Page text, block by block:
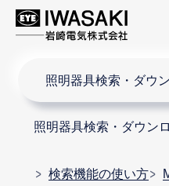
照明器具検索・ダウ
照明器具検索・ダウン
検索機能の使い方